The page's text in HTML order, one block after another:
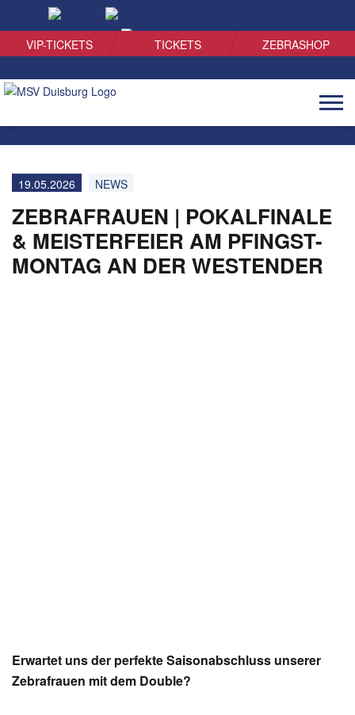
VIP-TICKETS TICKETS ZEBRASHOP
19.05.2026 NEWS
ZEBRAFRAUEN | POKALFINALE
& MEISTERFEIER AM PFINGST-
MONTAG AN DER WESTENDER
Erwartet uns der perfekte Saisonabschluss unserer
Zebrafrauen mit dem Double?